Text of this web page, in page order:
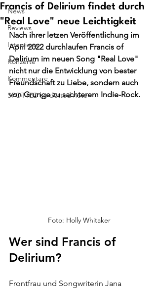
News
Reviews
Interviews
Konzerte
Kommentare
SPOTTED by dotted note
Francis of Delirium findet durch
"Real Love" neue Leichtigkeit
Nach ihrer letzen Veröffentlichung im
April 2022 durchlaufen Francis of
Delirium im neuen Song "Real Love"
nicht nur die Entwicklung von bester
Freundschaft zu Liebe, sondern auch
von Grunge zu sachterem Indie-Rock.
Foto: Holly Whitaker
Wer sind Francis of
Delirium?
Frontfrau und Songwriterin Jana